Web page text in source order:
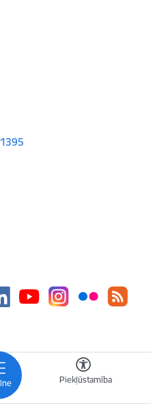
Piekļūstamība
visas tiesības aizsargātas.
platformas visas tiesības